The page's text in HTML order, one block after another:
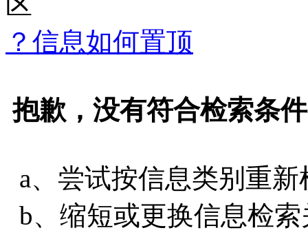
？信息如何置顶
抱歉，没有符合检索条
a、尝试按信息类别重
b、缩短或更换信息检